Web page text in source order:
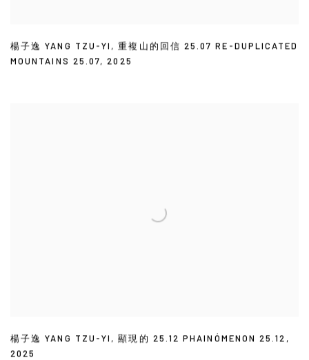
楊子逸 YANG TZU-YI ,重複山的回信 25.07 RE-DUPLICATED
MOUNTAINS 25.07,2025
楊子逸 YANG TZU-YI ,顯現的 25.12 PHAINÓMENON 25.12 ,
2025